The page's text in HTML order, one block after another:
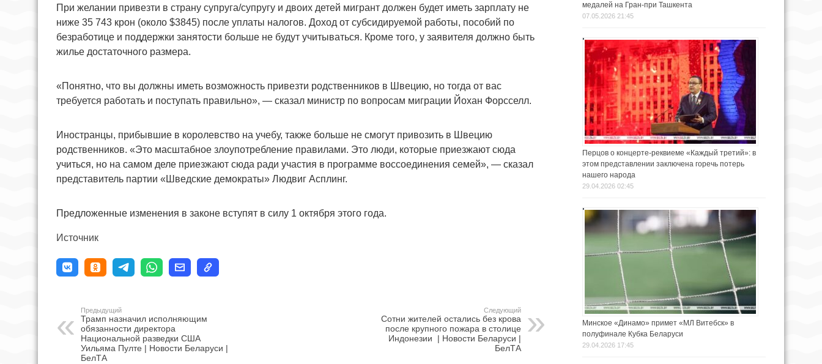
При желании привезти в страну супруга/супругу и двоих детей мигрант должен будет иметь зарплату не
ниже 35 743 крон (около $3845) после уплаты налогов. Доход от субсидируемой работы, пособий по
безработице и поддержки занятости больше не будут учитываться. Кроме того, у заявителя должно быть
жилье достаточного размера.
«Понятно, что вы должны иметь возможность привезти родственников в Швецию, но тогда от вас
требуется работать и поступать правильно», — сказал министр по вопросам миграции Йохан Форсселл.
Иностранцы, прибывшие в королевство на учебу, также больше не смогут привозить в Швецию
родственников. «Это масштабное злоупотребление правилами. Это люди, которые приезжают сюда
учиться, но на самом деле приезжают сюда ради участия в программе воссоединения семей», — сказал
представитель партии «Шведские демократы» Людвиг Асплинг.
Предложенные изменения в законе вступят в силу 1 октября этого года.
Источник
Предыдущий
Трамп назначил исполняющим
обязанности директора
Национальной разведки США
Уильяма Пулте | Новости Беларуси |
БелТА
Следующий
Сотни жителей остались без крова
после крупного пожара в столице
Индонезии | Новости Беларуси |
БелТА
медалей на Гран-при Ташкента
07.05.2026 21:45
Перцов о концерте-реквиеме «Каждый третий»: в
этом представлении заключена горечь потерь
нашего народа
29.04.2026 02:45
Минское «Динамо» примет «МЛ Витебск» в
полуфинале Кубка Беларуси
29.04.2026 17:45